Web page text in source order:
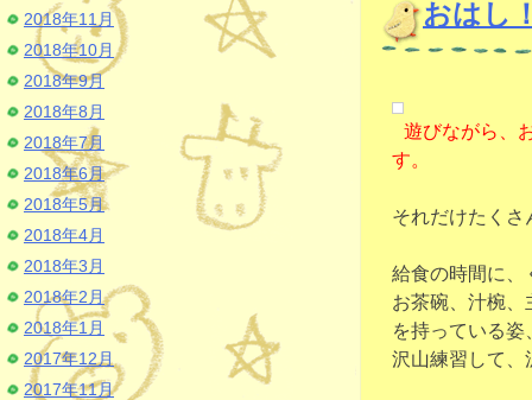
おはし
遊びながら、
す。
それだけたくさ
給食の時間に、
お茶碗、汁椀
を持っている
沢山練習して、
2018年11月
2018年10月
2018年9月
2018年8月
2018年7月
2018年6月
2018年5月
2018年4月
2018年3月
2018年2月
2018年1月
2017年12月
2017年11月